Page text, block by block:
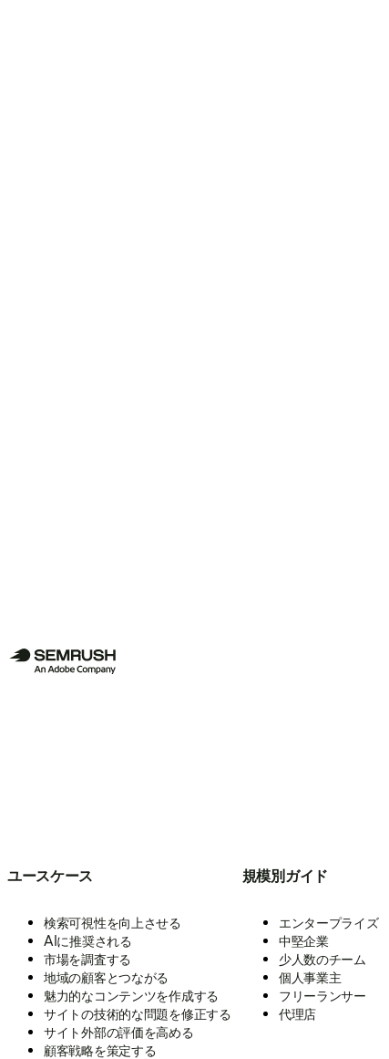
ユースケース
検索可視性を向上させる
AIに推奨される
市場を調査する
地域の顧客とつながる
魅力的なコンテンツを作成する
サイトの技術的な問題を修正する
サイト外部の評価を高める
顧客戦略を策定する
規模別ガイド
エンタープライズ
中堅企業
少人数のチーム
個人事業主
フリーランサー
代理店